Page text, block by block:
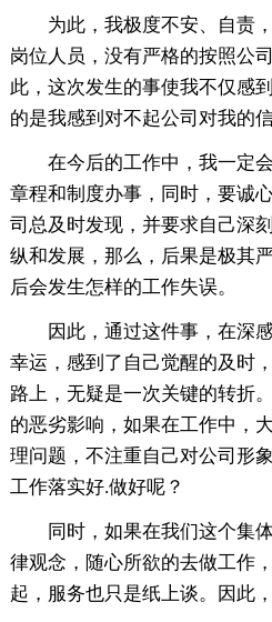
为此，我极度不安、自责
岗位人员，没有严格的按照公
此，这次发生的事使我不仅感
的是我感到对不起公司对我的
在今后的工作中，我一定
章程和制度办事，同时，要诚
司总及时发现，并要求自己深
纵和发展，那么，后果是极其
后会发生怎样的工作失误。
因此，通过这件事，在深
幸运，感到了自己觉醒的及时
路上，无疑是一次关键的转折
的恶劣影响，如果在工作中，
理问题，不注重自己对公司形
工作落实好.做好呢？
同时，如果在我们这个集
律观念，随心所欲的去做工作
起，服务也只是纸上谈。因此